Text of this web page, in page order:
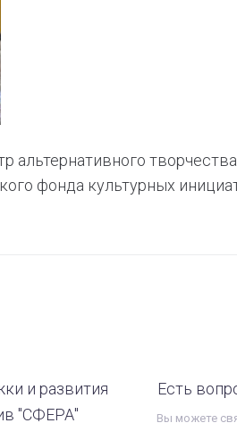
альтернативного
фонда культурных
и развития
"СФЕРА"
Есть
Вы можете